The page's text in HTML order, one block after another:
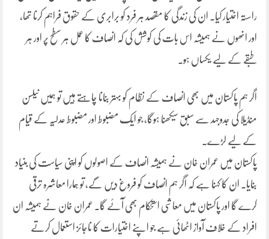
راستہ اختیار کیا۔ ان کی زندگی کا مقصد ہر فرد کو برابری کے حقوق فراہم کرنا تھا،
اور انھوں نے ہمیشہ اس بات کی کوشش کی کہ انصاف کا عمل ہر سطح پر اور ہر
طبقے کے لیے یکساں ہو۔
اگر ہم پاکستان میں بھی انصاف کے نظام کو بہتر بنانا چاہتے ہیں تو ہمیں نیلسن
منڈیلا کی جدوجہد سے سبق سیکھنا ہوگا، جو ایک مضبوط اور مضبوط عدلیہ کے قیام
کے لیے لڑے۔
پاکستان میں عمران خان نے ہمیشہ انصاف کے اصولوں کو اپنی سیاست کی بنیاد
بنایا۔ ان کا کہنا ہے کہ اگر ہم انصاف کو فروغ دیں گے، تو ہمارا معاشرہ ترقی
کرے گا اور پاکستان میں معاشی استحکام بھی آئے گا۔ عمران خان نے ہمیشہ ان
افراد کے خلاف آواز اٹھائی ہے جو اپنے اختیارات کا ناجائز استعمال کرتے